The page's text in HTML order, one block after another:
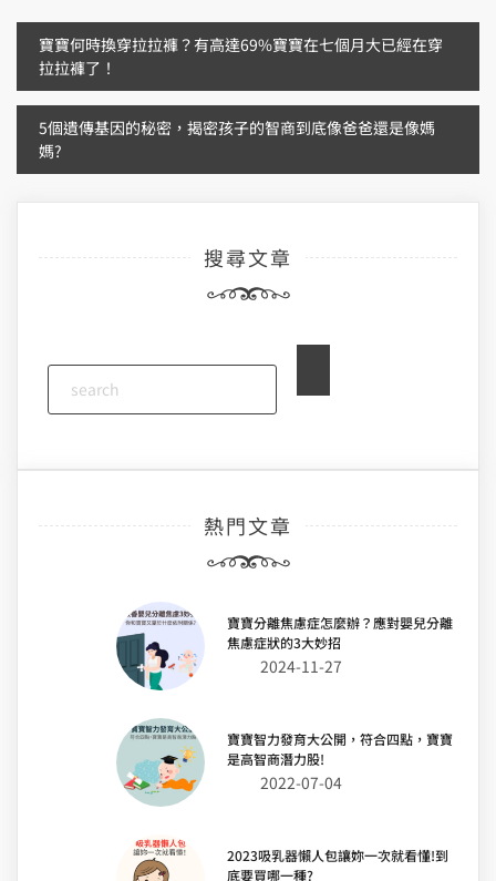
文
章
導
覽
寶寶何時換穿拉拉褲？有高達69%寶寶在七個月大已經在穿
拉拉褲了！
5個遺傳基因的秘密，揭密孩子的智商到底像爸爸還是像媽
媽?
搜尋文章
熱門文章
寶寶分離焦慮症怎麼辦？應對嬰兒分離
焦慮症狀的3大妙招
2024-11-27
寶寶智力發育大公開，符合四點，寶寶
是高智商潛力股!
2022-07-04
2023吸乳器懶人包讓妳一次就看懂!到
底要買哪一種?